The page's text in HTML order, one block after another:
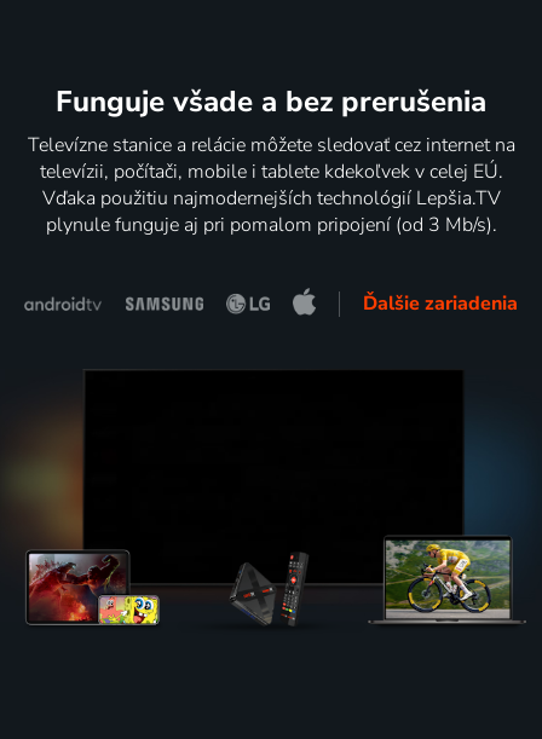
Funguje všade a bez prerušenia
Televízne stanice a relácie môžete sledovať cez internet na
televízii, počítači, mobile i tablete kdekoľvek v celej EÚ.
Vďaka použitiu najmodernejších technológií Lepšia.TV
plynule funguje aj pri pomalom pripojení (od 3 Mb/s).
Ďalšie zariadenia